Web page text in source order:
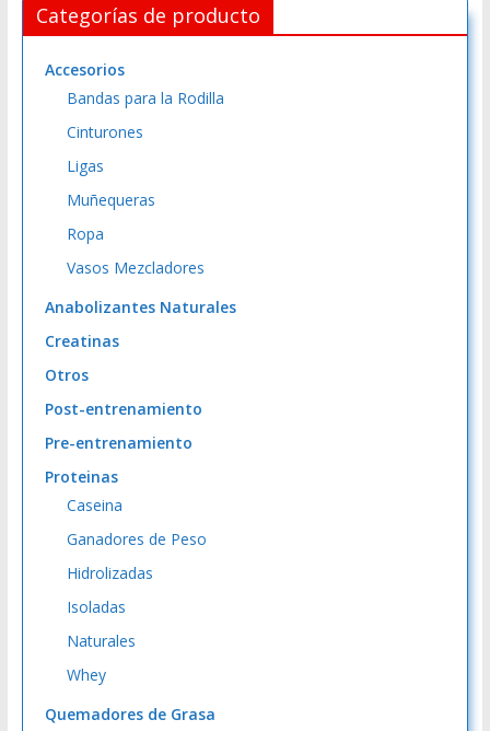
Categorías de producto
Accesorios
Bandas para la Rodilla
Cinturones
Ligas
Muñequeras
Ropa
Vasos Mezcladores
Anabolizantes Naturales
Creatinas
Otros
Post-entrenamiento
Pre-entrenamiento
Proteinas
Caseina
Ganadores de Peso
Hidrolizadas
Isoladas
Naturales
Whey
Quemadores de Grasa